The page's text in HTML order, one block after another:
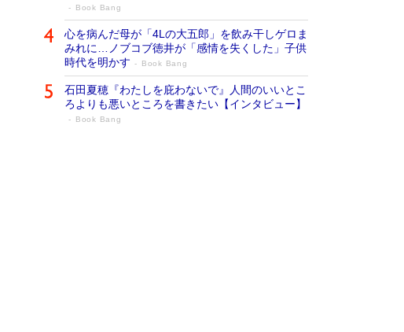
Book Bang
心を病んだ母が「4Lの大五郎」を飲み干しゲロま
みれに…ノブコブ徳井が「感情を失くした」子供
時代を明かす
Book Bang
石田夏穂『わたしを庇わないで』人間のいいとこ
ろよりも悪いところを書きたい【インタビュー】
Book Bang